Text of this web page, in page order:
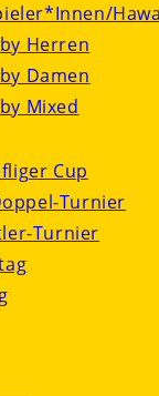
Herren
Damen
Mixed
Cup
Turnier
Turnier